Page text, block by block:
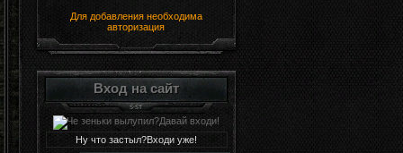
Для добавления необходима
авторизация
Вход на сайт
Ну что застыл?Входи уже!